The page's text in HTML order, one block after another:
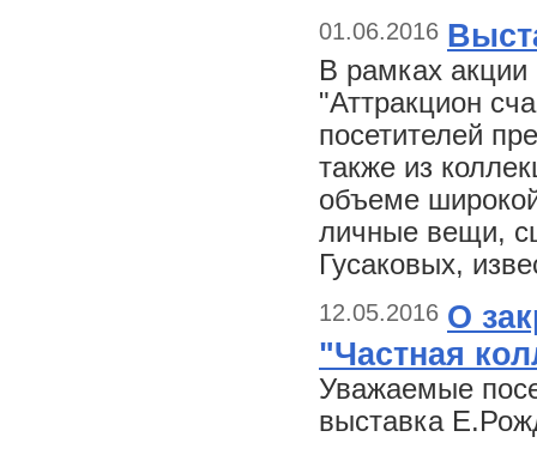
01.06.2016
В рамках
"Аттракцион
посетителей
также из
объеме
личные вещи,
Гусаковых,
12.05.2016 О
"Частная
Уважаемые
выставка